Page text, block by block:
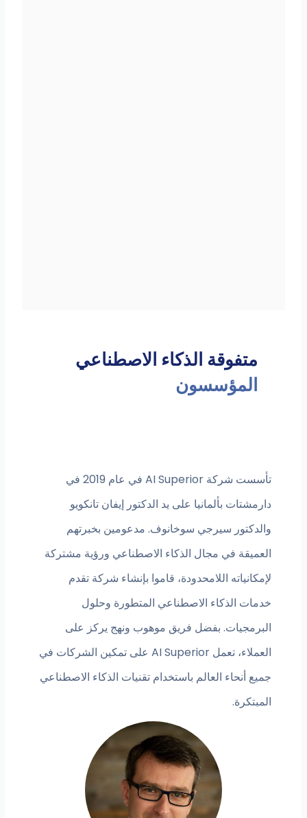
متفوقة الذكاء الاصطناعي
المؤسسون
تأسست شركة AI Superior في عام 2019 في
دارمشتات بألمانيا على يد الدكتور إيفان تانكويو
والدكتور سيرجي سوخانوف. مدعومين بخبرتهم
العميقة في مجال الذكاء الاصطناعي ورؤية مشتركة
لإمكانياته اللامحدودة، قاموا بإنشاء شركة تقدم
خدمات الذكاء الاصطناعي المتطورة وحلول
البرمجيات. بفضل فريق موهوب ونهج يركز على
العملاء، تعمل AI Superior على تمكين الشركات في
جميع أنحاء العالم باستخدام تقنيات الذكاء الاصطناعي
المبتكرة.